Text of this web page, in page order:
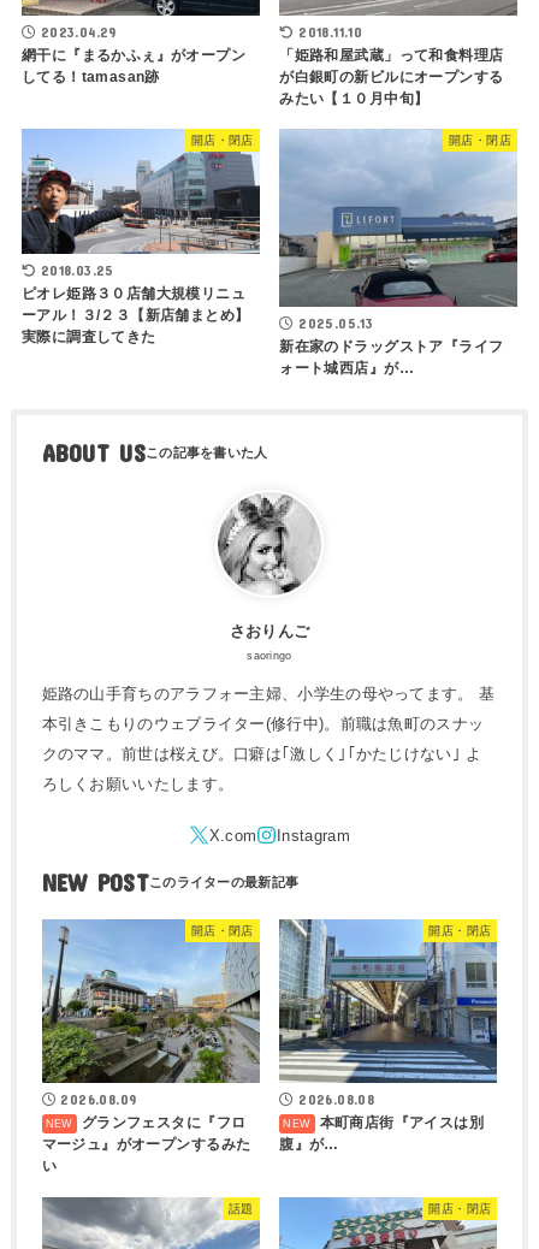
2023.04.29
網干に『まるかふぇ』がオープン
してる！tamasan跡
2018.11.10
「姫路和屋武蔵」って和食料理店
が白銀町の新ビルにオープンする
みたい【１０月中旬】
開店・閉店
2018.03.25
ピオレ姫路３０店舗大規模リニュ
ーアル！３/２３【新店舗まとめ】
実際に調査してきた
開店・閉店
2025.05.13
新在家のドラッグストア『ライフ
ォート城西店』が…
ABOUT US
さおりんご
saoringo
姫路の山手育ちのアラフォー主婦、小学生の母やってます。 基
本引きこもりのウェブライター(修行中)。前職は魚町のスナッ
クのママ。前世は桜えび。口癖は｢激しく｣｢かたじけない｣ よ
ろしくお願いいたします。
NEW POST
開店・閉店
2026.08.09
グランフェスタに『フロ
マージュ』がオープンするみた
い
開店・閉店
2026.08.08
本町商店街『アイスは別
腹』が…
話題 開店・閉店